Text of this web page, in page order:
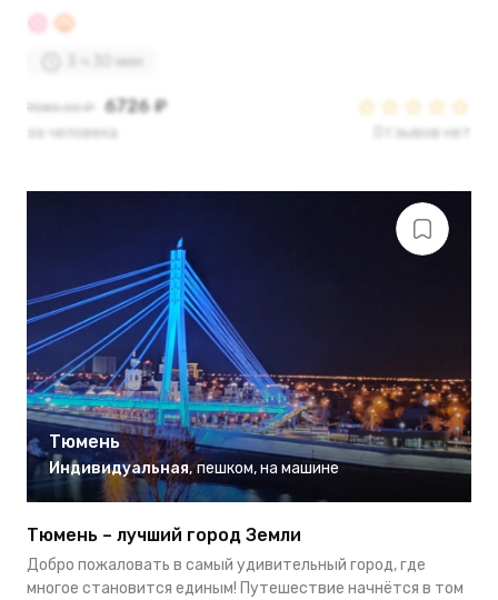
3 ч 30 мин
7080.00 ₽ 6726 ₽
за человека Отзывов нет
Тюмень
Индивидуальная, пешком, на машине
Тюмень – лучший город Земли
Добро пожаловать в самый удивительный город, где
многое становится единым! Путешествие начнётся в том